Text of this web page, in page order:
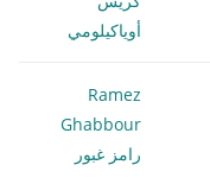
أوياكيلومي
Ramez
Ghabbour
رامز غبور